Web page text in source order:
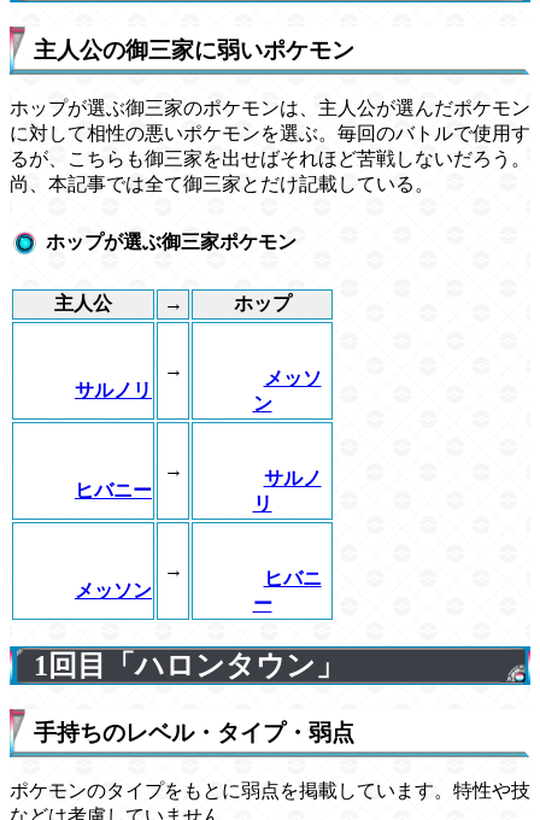
主人公の御三家に弱いポケモン
ホップが選ぶ御三家のポケモンは、主人公が選んだポケモン
に対して相性の悪いポケモンを選ぶ。毎回のバトルで使用す
るが、こちらも御三家を出せばそれほど苦戦しないだろう。
尚、本記事では全て御三家とだけ記載している。
ホップが選ぶ御三家ポケモン
主人公 → ホップ
サルノリ
→
メッソ
ン
ヒバニー
→
サルノ
リ
メッソン
→
ヒバニ
ー
1回目「ハロンタウン」
手持ちのレベル・タイプ・弱点
ポケモンのタイプをもとに弱点を掲載しています。特性や技